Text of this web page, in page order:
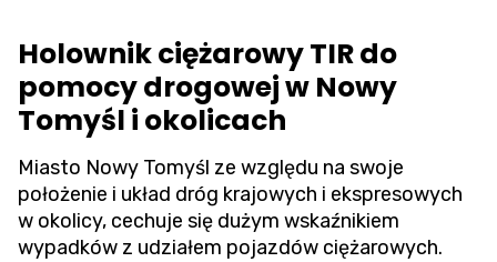
Holownik ciężarowy TIR do
pomocy drogowej w Nowy
Tomyśl i okolicach
Miasto Nowy Tomyśl ze względu na swoje
położenie i układ dróg krajowych i ekspresowych
w okolicy, cechuje się dużym wskaźnikiem
wypadków z udziałem pojazdów ciężarowych.